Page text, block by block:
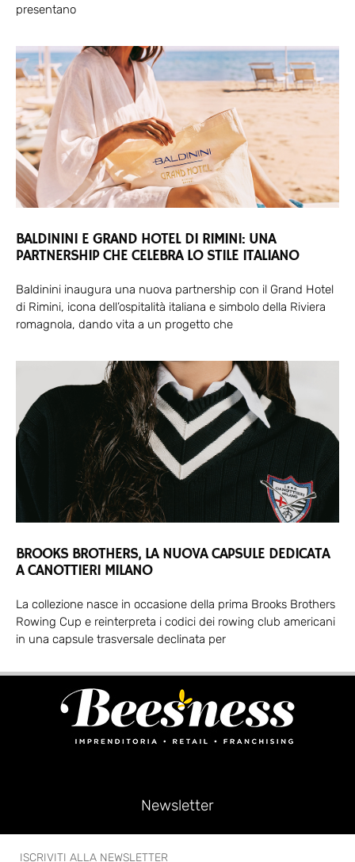
presentano
BALDININI E GRAND HOTEL DI RIMINI: UNA
PARTNERSHIP CHE CELEBRA LO STILE ITALIANO
Baldinini inaugura una nuova partnership con il Grand Hotel
di Rimini, icona dell’ospitalità italiana e simbolo della Riviera
romagnola, dando vita a un progetto che
BROOKS BROTHERS, LA NUOVA CAPSULE DEDICATA
A CANOTTIERI MILANO
La collezione nasce in occasione della prima Brooks Brothers
Rowing Cup e reinterpreta i codici dei rowing club americani
in una capsule trasversale declinata per
Newsletter